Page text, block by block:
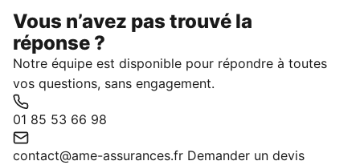
Vous n’avez pas trouvé la
réponse ?
Notre équipe est disponible pour répondre à toutes
vos questions, sans engagement.
01 85 53 66 98
contact@ame-assurances.fr Demander un devis